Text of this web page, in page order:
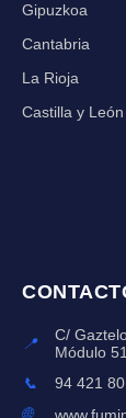
Gipuzkoa
Cantabria
La Rioja
Castilla y León
📍
C/
Módulo
📞
94 421
🌐